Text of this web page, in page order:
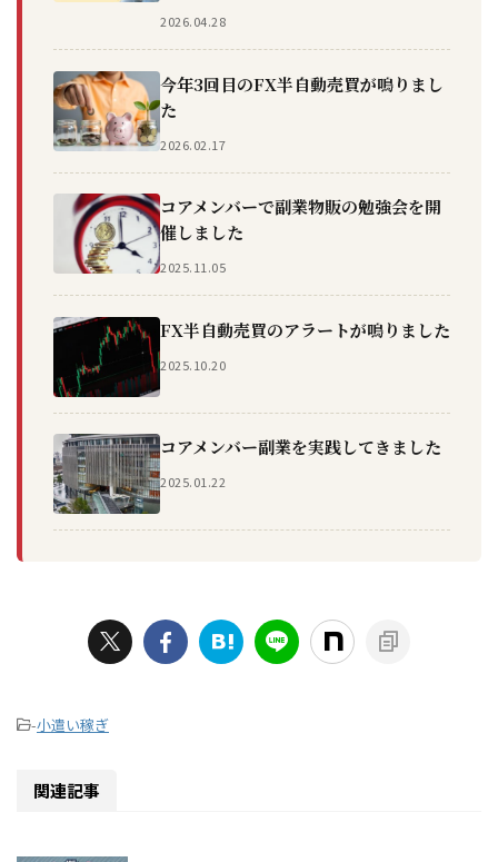
2026.04.28
今年3回目のFX半自動売買が鳴りまし
た
2026.02.17
コアメンバーで副業物販の勉強会を開
催しました
2025.11.05
FX半自動売買のアラートが鳴りました
2025.10.20
コアメンバー副業を実践してきました
2025.01.22
-小遣い稼ぎ
関連記事